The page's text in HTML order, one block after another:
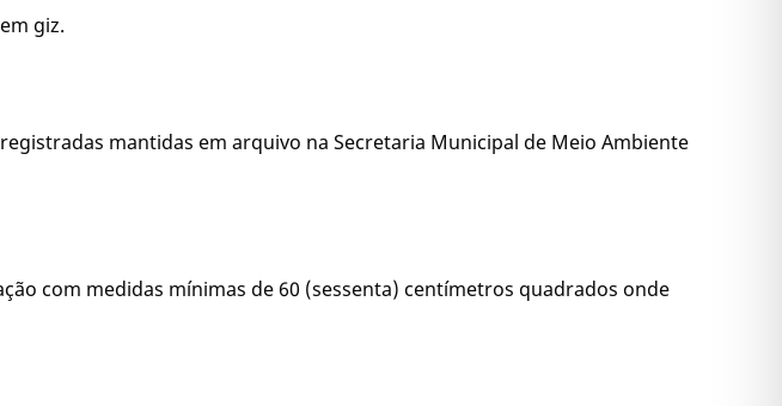
giz.
mantidas em arquivo na Secretaria Municipal de Meio Ambiente
com medidas mínimas de 60 (sessenta) centímetros quadrados onde